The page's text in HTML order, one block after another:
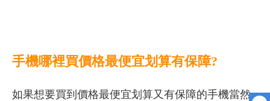
手機哪裡買價格最便宜划算有保障?
如果想要買到價格最便宜划算又有保障的手機當然